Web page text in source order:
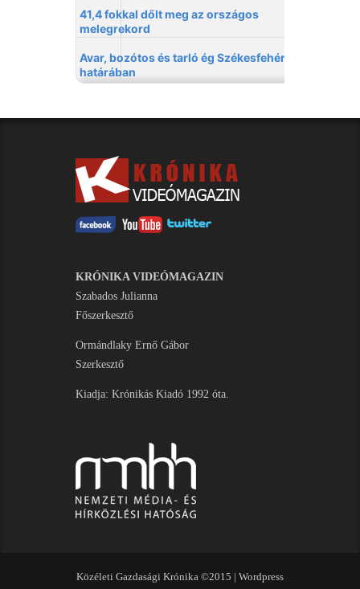
KRÓNIKA VIDEÓMAGAZIN
Szabados Julianna
Főszerkesztő
Ormándlaky Ernő Gábor
Szerkesztő
Kiadja: Krónikás Kiadó 1992 óta.
Közéleti Gazdasági Krónika ©2015 | Wordpress